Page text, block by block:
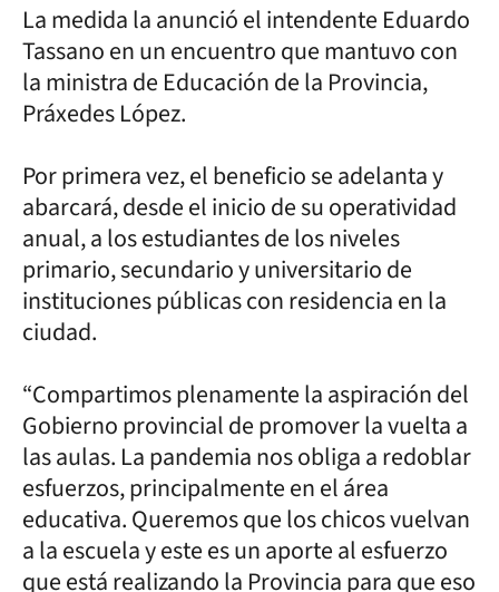
La medida la anunció el intendente Eduardo
Tassano en un encuentro que mantuvo con
la ministra de Educación de la Provincia,
Práxedes López.
Por primera vez, el beneficio se adelanta y
abarcará, desde el inicio de su operatividad
anual, a los estudiantes de los niveles
primario, secundario y universitario de
instituciones públicas con residencia en la
ciudad.
“Compartimos plenamente la aspiración del
Gobierno provincial de promover la vuelta a
las aulas. La pandemia nos obliga a redoblar
esfuerzos, principalmente en el área
educativa. Queremos que los chicos vuelvan
a la escuela y este es un aporte al esfuerzo
que está realizando la Provincia para que eso